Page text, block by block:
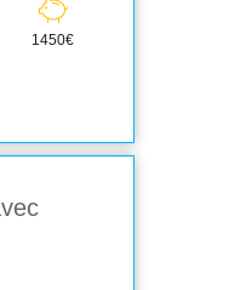
1450€